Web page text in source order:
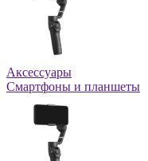
Аксессуары
Смартфоны и планшеты